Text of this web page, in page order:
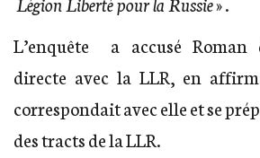
L’enquête a accusé Roman
directe avec la LLR, en
correspondait avec elle et se
des tracts de la LLR.